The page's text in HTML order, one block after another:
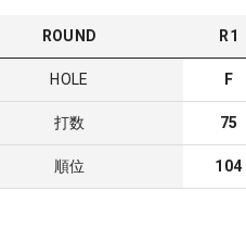
ROUND R1
HOLE F
打数 75
順位 104